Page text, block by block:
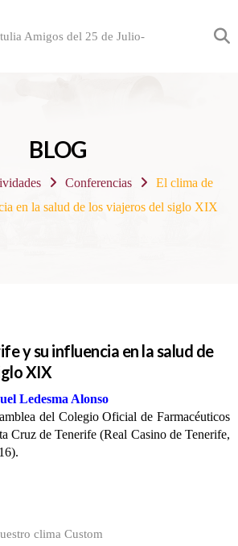
BLOG
Conferencias
El clima de
en la salud de los viajeros del siglo XIX
y su influencia en la salud de
XIX
Ledesma Alonso
del Colegio Oficial de Farmacéuticos
Cruz de Tenerife (Real Casino de Tenerife,